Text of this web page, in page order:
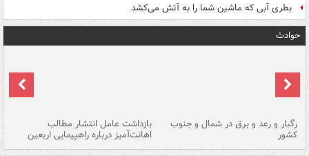
بطری آبی که ماشین شما را به آتش می‌کشد
حوادث
رگبار و رعد و برق در شمال و جنوب
کشور
بازداشت عامل انتشار مطالب
اهانت‌آمیز درباره راهپیمایی اربعین